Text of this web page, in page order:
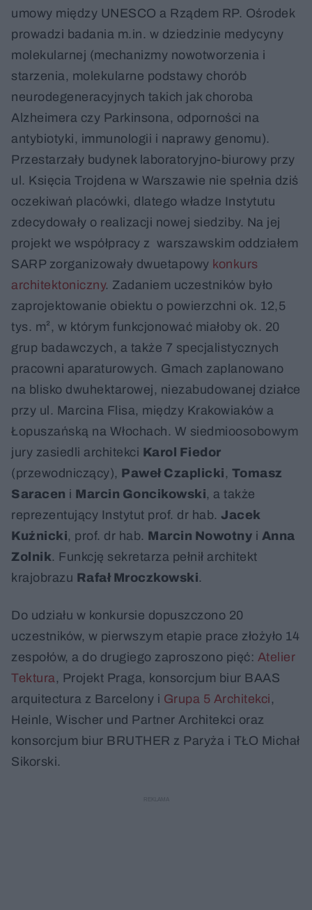
umowy między UNESCO a Rządem RP. Ośrodek
prowadzi badania m.in. w dziedzinie medycyny
molekularnej (mechanizmy nowotworzenia i
starzenia, molekularne podstawy chorób
neurodegeneracyjnych takich jak choroba
Alzheimera czy Parkinsona, odporności na
antybiotyki, immunologii i naprawy genomu).
Przestarzały budynek laboratoryjno-biurowy przy
ul. Księcia Trojdena w Warszawie nie spełnia dziś
oczekiwań placówki, dlatego władze Instytutu
zdecydowały o realizacji nowej siedziby. Na jej
projekt we współpracy z warszawskim oddziałem
SARP zorganizowały dwuetapowy konkurs
architektoniczny. Zadaniem uczestników było
zaprojektowanie obiektu o powierzchni ok. 12,5
tys. m², w którym funkcjonować miałoby ok. 20
grup badawczych, a także 7 specjalistycznych
pracowni aparaturowych. Gmach zaplanowano
na blisko dwuhektarowej, niezabudowanej działce
przy ul. Marcina Flisa, między Krakowiaków a
Łopuszańską na Włochach. W siedmioosobowym
jury zasiedli architekci Karol Fiedor
(przewodniczący), Paweł Czaplicki , Tomasz
Saracen i Marcin Goncikowski, a także
reprezentujący Instytut prof. dr hab. Jacek
Kuźnicki, prof. dr hab. Marcin Nowotny i Anna
Zolnik. Funkcję sekretarza pełnił architekt
krajobrazu Rafał Mroczkowski.
Do udziału w konkursie dopuszczono 20
uczestników, w pierwszym etapie prace złożyło 14
zespołów, a do drugiego zaproszono pięć: Atelier
Tektura , Projekt Praga, konsorcjum biur BAAS
arquitectura z Barcelony i Grupa 5 Architekci ,
Heinle, Wischer und Partner Architekci oraz
konsorcjum biur BRUTHER z Paryża i TŁO Michał
Sikorski.